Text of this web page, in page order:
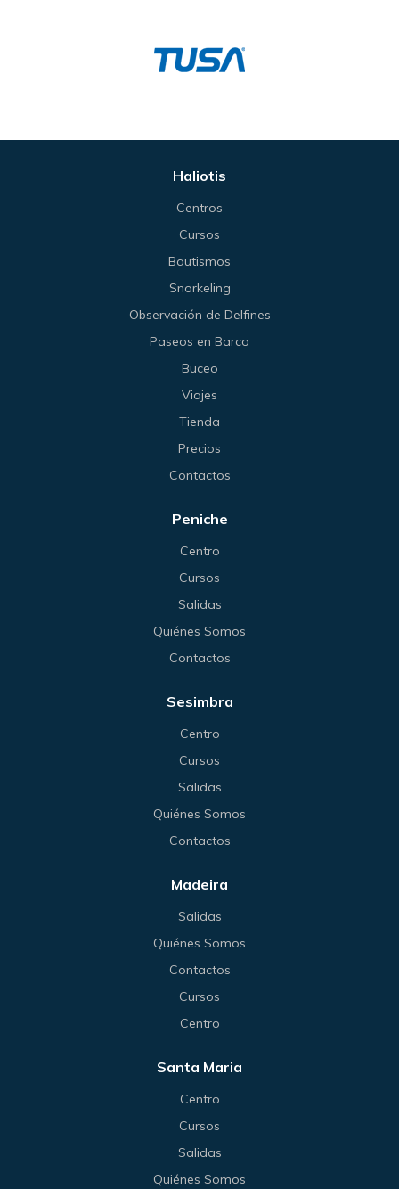
Haliotis
Centros
Cursos
Bautismos
Snorkeling
Observación de Delfines
Paseos en Barco
Buceo
Viajes
Tienda
Precios
Contactos
Peniche
Centro
Cursos
Salidas
Quiénes Somos
Contactos
Sesimbra
Centro
Cursos
Salidas
Quiénes Somos
Contactos
Madeira
Salidas
Quiénes Somos
Contactos
Cursos
Centro
Santa Maria
Centro
Cursos
Salidas
Quiénes Somos